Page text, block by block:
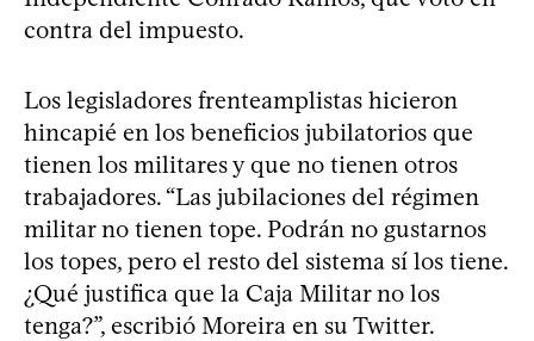
contra del impuesto.
Los legisladores frenteamplistas hicieron
hincapié en los beneficios jubilatorios que
tienen los militares y que no tienen otros
trabajadores. “Las jubilaciones del régimen
militar no tienen tope. Podrán no gustarnos
los topes, pero el resto del sistema sí los tiene.
¿Qué justifica que la Caja Militar no los
tenga?”, escribió Moreira en su Twitter.